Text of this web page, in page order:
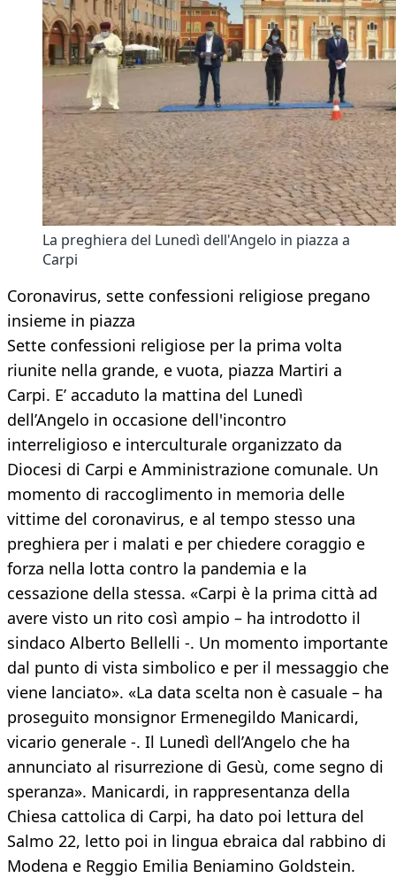
La preghiera del Lunedì dell'Angelo in piazza a
Carpi
Coronavirus, sette confessioni religiose pregano
insieme in piazza
Sette confessioni religiose per la prima volta
riunite nella grande, e vuota, piazza Martiri a
Carpi. E’ accaduto la mattina del Lunedì
dell’Angelo in occasione dell'incontro
interreligioso e interculturale organizzato da
Diocesi di Carpi e Amministrazione comunale. Un
momento di raccoglimento in memoria delle
vittime del coronavirus, e al tempo stesso una
preghiera per i malati e per chiedere coraggio e
forza nella lotta contro la pandemia e la
cessazione della stessa. «Carpi è la prima città ad
avere visto un rito così ampio – ha introdotto il
sindaco Alberto Bellelli -. Un momento importante
dal punto di vista simbolico e per il messaggio che
viene lanciato». «La data scelta non è casuale – ha
proseguito monsignor Ermenegildo Manicardi,
vicario generale -. Il Lunedì dell’Angelo che ha
annunciato al risurrezione di Gesù, come segno di
speranza». Manicardi, in rappresentanza della
Chiesa cattolica di Carpi, ha dato poi lettura del
Salmo 22, letto poi in lingua ebraica dal rabbino di
Modena e Reggio Emilia Beniamino Goldstein.